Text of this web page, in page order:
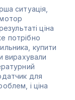
ситуація,
ціна
потрібно
купити
вирахували
для
і ціна